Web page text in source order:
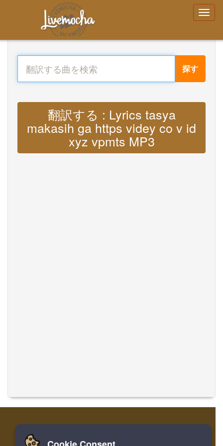
探す
翻訳する : Lyrics tasya
makasih ga https videy co v id
xyz vpmts MP3